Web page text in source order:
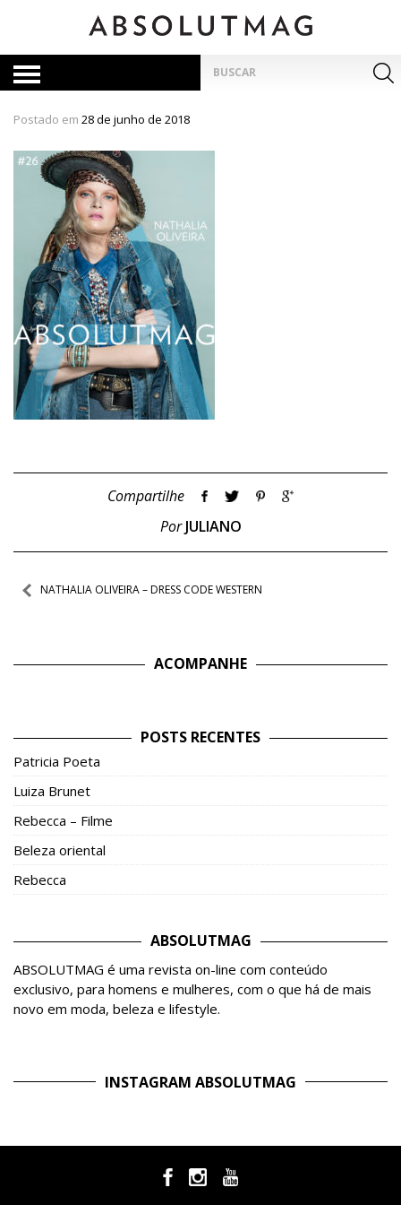
por:
Postado em 28 de junho de 2018
Compartilhe
PorJULIANO
Navegação
NATHALIA OLIVEIRA – DRESS CODE WESTERN
ACOMPANHE
POSTS RECENTES
Patricia Poeta
Luiza Brunet
Rebecca – Filme
Beleza oriental
Rebecca
ABSOLUTMAG
ABSOLUTMAG é uma revista on-line com conteúdo
exclusivo, para homens e mulheres, com o que há de mais
novo em moda, beleza e lifestyle.
INSTAGRAM ABSOLUTMAG